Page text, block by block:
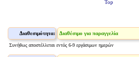
Top
Διαθεσιμότητα: Διαθέσιμο για παραγγελία
Συνήθως αποστέλλεται εντός 6-9 εργάσιμων ημερών